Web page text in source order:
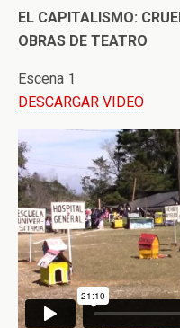
EL CAPITALISMO:
OBRAS DE TEATRO
Escena 1
DESCARGAR VIDEO